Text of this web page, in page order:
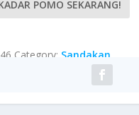
POMO SEKARANG!
Category: Sandakan